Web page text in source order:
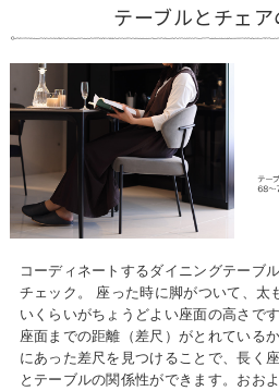
テーブルとチェ
コーディネートするダイニングテーブ
チェック。 座った時に脚がついて、太
いくらいがちょうどよい座面の高さで
座面までの距離（差尺）がとれている
にあった差尺を見つけることで、長く
とテーブルの関係性ができます。おお